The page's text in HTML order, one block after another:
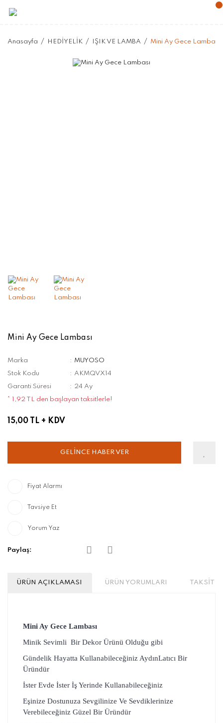
Anasayfa HEDİYELİK IŞIK VE LAMBA Mini Ay Gece Lambası
Mini Ay Gece Lambası
Marka
MUYOSO
Stok Kodu
AKMQVX14
Garanti Süresi
24 Ay
* 1,92 TL den başlayan taksitlerle!
15,00 TL + KDV
GELİNCE HABER VER
Fiyat Alarmı
Tavsiye Et
Yorum Yaz
Paylaş:
ÜRÜN AÇIKLAMASI ÜRÜN YORUMLARI TAKSİT
Mini Ay Gece Lambası
Minik Sevimli Bir Dekor Ürünü Olduğu gibi
Gündelik Hayatta Kullanabileceğiniz AydınLatıcı Bir
Üründür
İster Evde İster İş Yerinde Kullanabileceğiniz
Eşinize Dostunuza Sevgilinize Ve Sevdiklerinize
Verebileceğiniz Güzel Bir Üründür